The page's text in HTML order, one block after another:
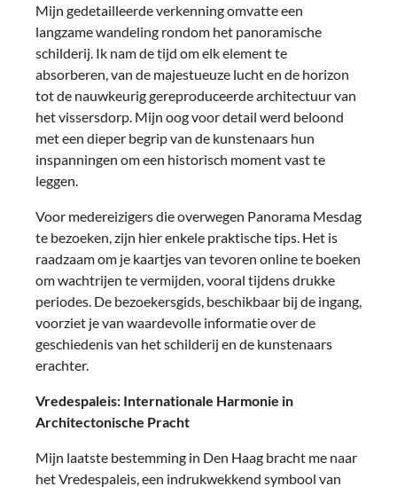
Mijn gedetailleerde verkenning omvatte een
langzame wandeling rondom het panoramische
schilderij. Ik nam de tijd om elk element te
absorberen, van de majestueuze lucht en de horizon
tot de nauwkeurig gereproduceerde architectuur van
het vissersdorp. Mijn oog voor detail werd beloond
met een dieper begrip van de kunstenaars hun
inspanningen om een historisch moment vast te
leggen.
Voor medereizigers die overwegen Panorama Mesdag
te bezoeken, zijn hier enkele praktische tips. Het is
raadzaam om je kaartjes van tevoren online te boeken
om wachtrijen te vermijden, vooral tijdens drukke
periodes. De bezoekersgids, beschikbaar bij de ingang,
voorziet je van waardevolle informatie over de
geschiedenis van het schilderij en de kunstenaars
erachter.
Vredespaleis: Internationale Harmonie in
Architectonische Pracht
Mijn laatste bestemming in Den Haag bracht me naar
het Vredespaleis, een indrukwekkend symbool van